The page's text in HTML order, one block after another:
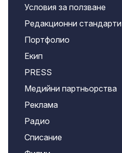
Условия за ползване
Редакционни стандарти
Портфолио
Екип
PRESS
Медийни партньорства
Реклама
Радио
Списание